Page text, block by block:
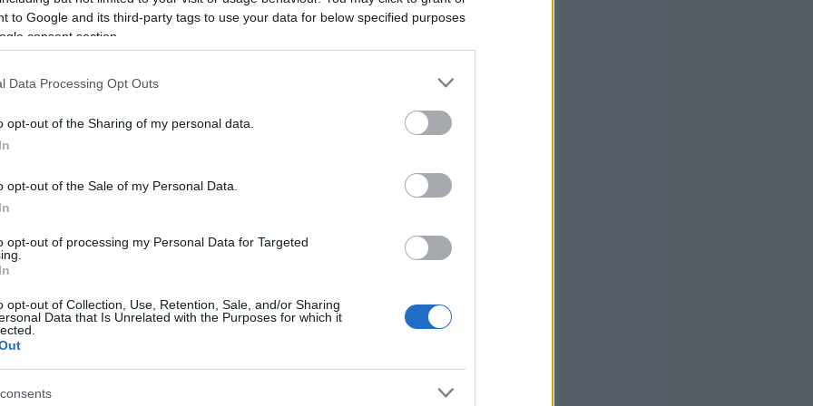
to Google and its third-party tags to use your data for below specified purposes
consent section.
Data Processing Opt Outs
opt-out of the Sharing of my personal data.
opt-out of the Sale of my Personal Data.
opt-out of processing my Personal Data for Targeted
opt-out of Collection, Use, Retention, Sale, and/or Sharing
Data that Is Unrelated with the Purposes for which it
5.660.000)
con un partido flojo en la dolorosa derrota del
extremo y estuvo muy bien controlado en todo
a puerta fue su principal aportación ofensiva en
estadística de Morales con un 6,2, 1 punto
se perderá la próxima jornada por sanción, por lo
puntos hasta la jornada 24 del 11-13 de
el Betis.
del Levante (a 9 puntos de la salvación), son
durante el parón internacional y más siendo
valor.